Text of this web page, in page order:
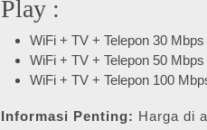
Play :
WiFi + TV + Telepon 30 Mbps
WiFi + TV + Telepon 50 Mbps
WiFi + TV + Telepon 100
Informasi Penting: Harga di